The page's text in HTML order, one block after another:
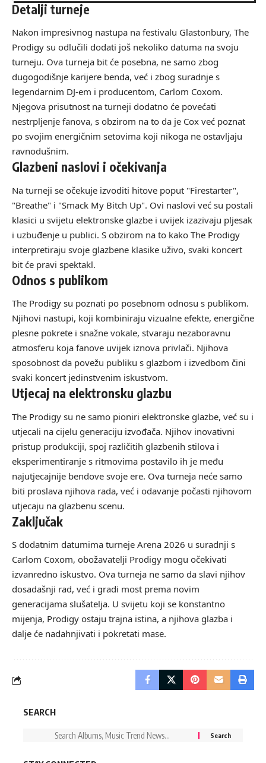
Detalji turneje
Nakon impresivnog nastupa na festivalu Glastonbury, The
Prodigy su odlučili dodati još nekoliko datuma na svoju
turneju. Ova turneja bit će posebna, ne samo zbog
dugogodišnje karijere benda, već i zbog suradnje s
legendarnim DJ-em i producentom, Carlom Coxom.
Njegova prisutnost na turneji dodatno će povećati
nestrpljenje fanova, s obzirom na to da je Cox već poznat
po svojim energičnim setovima koji nikoga ne ostavljaju
ravnodušnim.
Glazbeni naslovi i očekivanja
Na turneji se očekuje izvoditi hitove poput "Firestarter",
"Breathe" i "Smack My Bitch Up". Ovi naslovi već su postali
klasici u svijetu elektronske glazbe i uvijek izazivaju pljesak
i uzbuđenje u publici. S obzirom na to kako The Prodigy
interpretiraju svoje glazbene klasike uživo, svaki koncert
bit će pravi spektakl.
Odnos s publikom
The Prodigy su poznati po posebnom odnosu s publikom.
Njihovi nastupi, koji kombiniraju vizualne efekte, energične
plesne pokrete i snažne vokale, stvaraju nezaboravnu
atmosferu koja fanove uvijek iznova privlači. Njihova
sposobnost da povežu publiku s glazbom i izvedbom čini
svaki koncert jedinstvenim iskustvom.
Utjecaj na elektronsku glazbu
The Prodigy su ne samo pioniri elektronske glazbe, već su i
utjecali na cijelu generaciju izvođača. Njihov inovativni
pristup produkciji, spoj različitih glazbenih stilova i
eksperimentiranje s ritmovima postavilo ih je među
najutjecajnije bendove svoje ere. Ova turneja neće samo
biti proslava njihova rada, već i odavanje počasti njihovom
utjecaju na glazbenu scenu.
Zaključak
S dodatnim datumima turneje Arena 2026 u suradnji s
Carlom Coxom, obožavatelji Prodigy mogu očekivati
izvanredno iskustvo. Ova turneja ne samo da slavi njihov
dosadašnji rad, već i gradi most prema novim
generacijama slušatelja. U svijetu koji se konstantno
mijenja, Prodigy ostaju trajna istina, a njihova glazba i
dalje će nadahnjivati i pokretati mase.
SEARCH